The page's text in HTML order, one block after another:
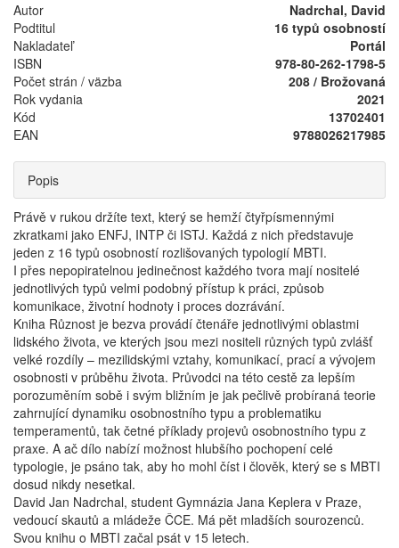
Autor
Nadrchal, David
Podtitul
16 typů osobností
Nakladateľ
Portál
ISBN
978-80-262-1798-5
Počet strán / väzba
208 / Brožovaná
Rok vydania
2021
Kód
13702401
EAN
9788026217985
Popis
Právě v rukou držíte text, který se hemží čtyřpísmennými
zkratkami jako ENFJ, INTP či ISTJ. Každá z nich představuje
jeden z 16 typů osobností rozlišovaných typologií MBTI.
I přes nepopiratelnou jedinečnost každého tvora mají nositelé
jednotlivých typů velmi podobný přístup k práci, způsob
komunikace, životní hodnoty i proces dozrávání.
Kniha Různost je bezva provádí čtenáře jednotlivými oblastmi
lidského života, ve kterých jsou mezi nositeli různých typů zvlášť
velké rozdíly – mezilidskými vztahy, komunikací, prací a vývojem
osobnosti v průběhu života. Průvodci na této cestě za lepším
porozuměním sobě i svým bližním je jak pečlivě probíraná teorie
zahrnující dynamiku osobnostního typu a problematiku
temperamentů, tak četné příklady projevů osobnostního typu z
praxe. A ač dílo nabízí možnost hlubšího pochopení celé
typologie, je psáno tak, aby ho mohl číst i člověk, který se s MBTI
dosud nikdy nesetkal.
David Jan Nadrchal, student Gymnázia Jana Keplera v Praze,
vedoucí skautů a mládeže ČCE. Má pět mladších sourozenců.
Svou knihu o MBTI začal psát v 15 letech.